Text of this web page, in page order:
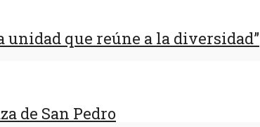
unidad que reúne a la diversidad”
de San Pedro